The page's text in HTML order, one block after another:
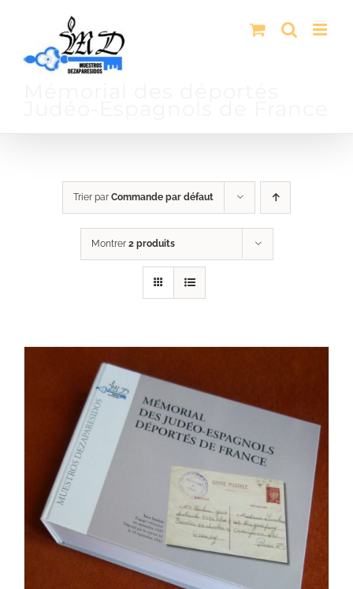
contenu
Trier par Commande par défaut
Montrer 2 produits